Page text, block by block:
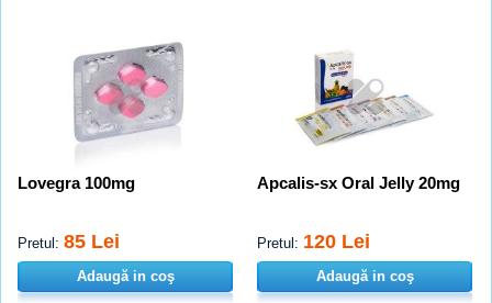
Lovegra 100mg
Pretul: 85 Lei
Adaugă in coş
Apcalis-sx Oral Jelly 20mg
Pretul: 120 Lei
Adaugă in coş